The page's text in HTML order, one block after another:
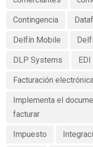
Contingencia
Delfín Mobile
DLP Systems EDI
Facturación
Implementa el
facturar
Impuesto